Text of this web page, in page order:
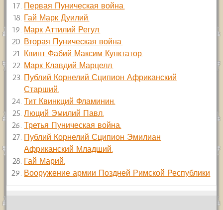
Первая Пуническая война.
Гай Марк Дуилий.
Марк Аттилий Регул.
Вторая Пуническая война.
Квинт Фабий Максим Кунктатор.
Марк Клавдий Марцелл.
Публий Корнелий Сципион Африканский
Старший.
Тит Квинкций Фламинин.
Люций Эмилий Павл.
Третья Пуническая война.
Публий Корнелий Сципион Эмилиан
Африканский Младший.
Гай Марий.
Вооружение армии Поздней Римской Республики